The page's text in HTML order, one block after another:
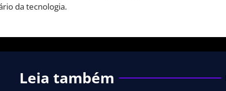
da tecnologia.
Leia também